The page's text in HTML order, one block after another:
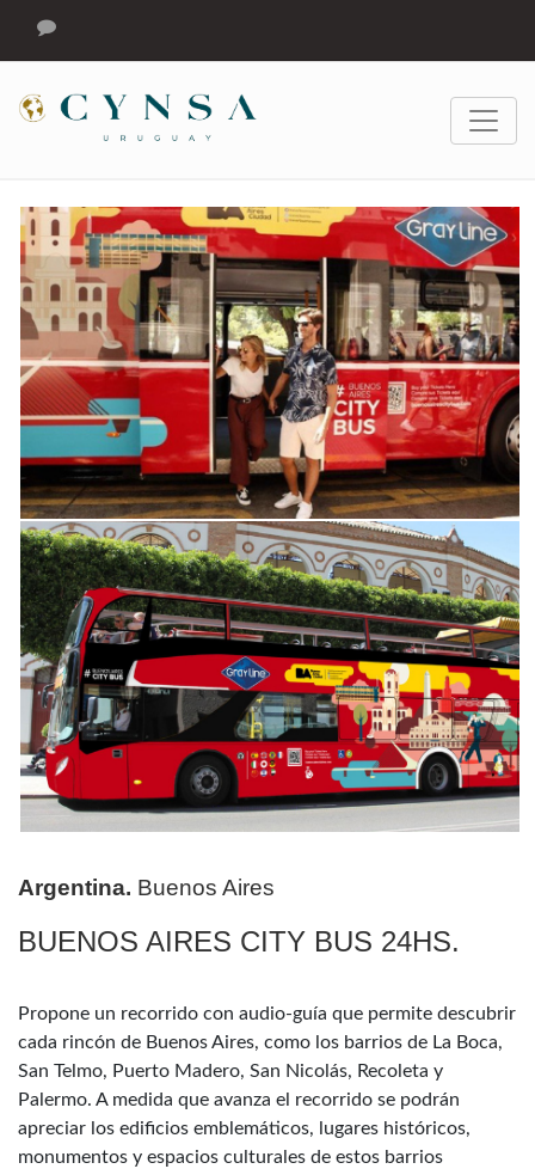
Argentina. Buenos Aires
BUENOS AIRES CITY BUS 24HS.
Propone un recorrido con audio-guía que permite descubrir
cada rincón de Buenos Aires, como los barrios de La Boca,
San Telmo, Puerto Madero, San Nicolás, Recoleta y
Palermo. A medida que avanza el recorrido se podrán
apreciar los edificios emblemáticos, lugares históricos,
monumentos y espacios culturales de estos barrios